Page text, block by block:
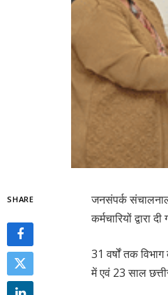
SHARE
जनसंपर्क
कर्मचारियों द्वारा दी
31 वर्षों तक
में एवं 23 साल